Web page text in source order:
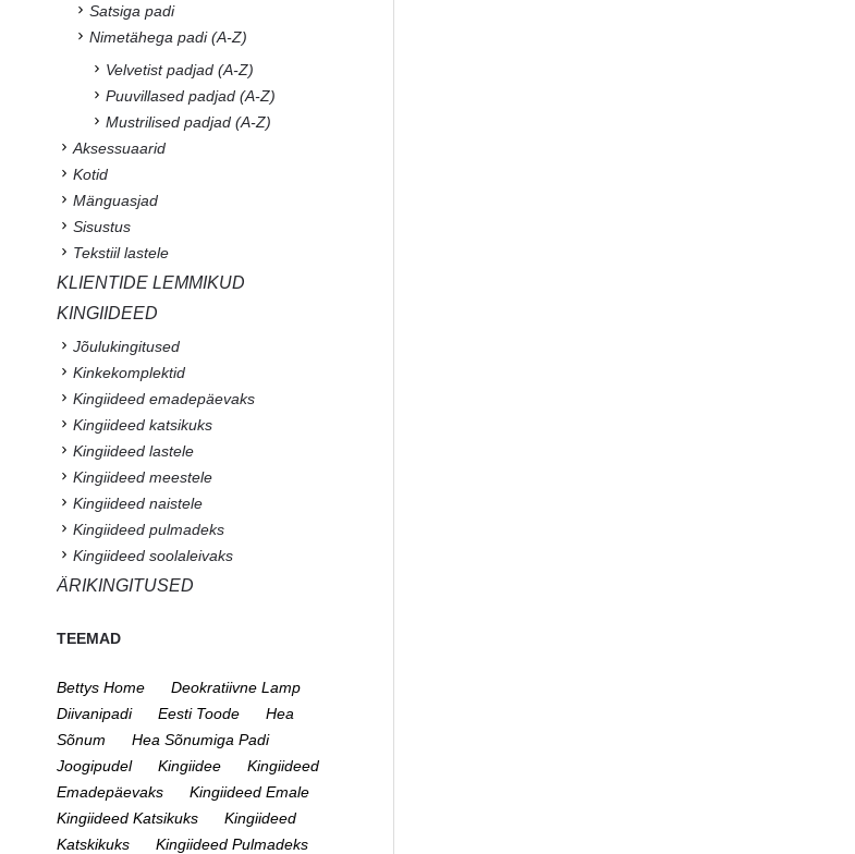
Satsiga padi
Nimetähega padi (A-Z)
Velvetist padjad (A-Z)
Puuvillased padjad (A-Z)
Mustrilised padjad (A-Z)
Aksessuaarid
Kotid
Mänguasjad
Sisustus
Tekstiil lastele
KLIENTIDE LEMMIKUD
KINGIIDEED
Jõulukingitused
Kinkekomplektid
Kingiideed emadepäevaks
Kingiideed katsikuks
Kingiideed lastele
Kingiideed meestele
Kingiideed naistele
Kingiideed pulmadeks
Kingiideed soolaleivaks
ÄRIKINGITUSED
TEEMAD
Bettys Home
Deokratiivne Lamp
Diivanipadi
Eesti Toode
Hea
Sõnum
Hea Sõnumiga Padi
Joogipudel
Kingiidee
Kingiideed
Emadepäevaks
Kingiideed Emale
Kingiideed Katsikuks
Kingiideed
Katskikuks
Kingiideed Pulmadeks